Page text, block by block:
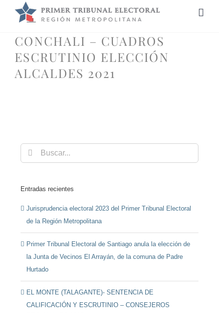
CONCHALI – CUADROS
ESCRUTINIO ELECCIÓN
ALCALDES 2021
Buscar:
Entradas recientes
Jurisprudencia electoral 2023 del Primer Tribunal Electoral
de la Región Metropolitana
Primer Tribunal Electoral de Santiago anula la elección de
la Junta de Vecinos El Arrayán, de la comuna de Padre
Hurtado
EL MONTE (TALAGANTE)- SENTENCIA DE
CALIFICACIÓN Y ESCRUTINIO – CONSEJEROS